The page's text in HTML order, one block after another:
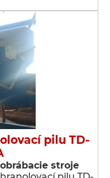
pilu TD-
stroje